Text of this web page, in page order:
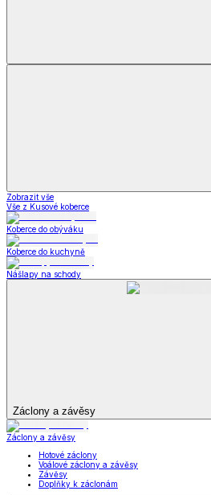
Zobrazit vše
Vše z Kusové koberce
Koberce do obýváku
Koberce do kuchyně
Nášlapy na schody
Záclony a závěsy
Záclony a závěsy
Hotové záclony
Voálové záclony a závěsy
Závěsy
Doplňky k záclonám